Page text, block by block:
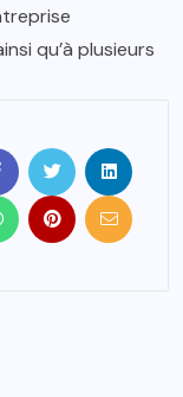
qu’à plusieurs